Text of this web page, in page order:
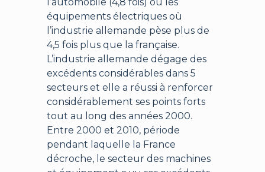
équipements électriques où
l’industrie allemande pèse plus de
4,5 fois plus que la française.
L’industrie allemande dégage des
excédents considérables dans 5
secteurs et elle a réussi à renforcer
considérablement ses points forts
tout au long des années 2000.
Entre 2000 et 2010, période
pendant laquelle la France
décroche, le secteur des machines